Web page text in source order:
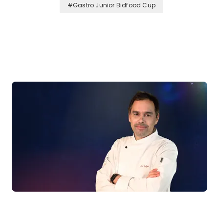
Gastro Junior Bidfood Cup